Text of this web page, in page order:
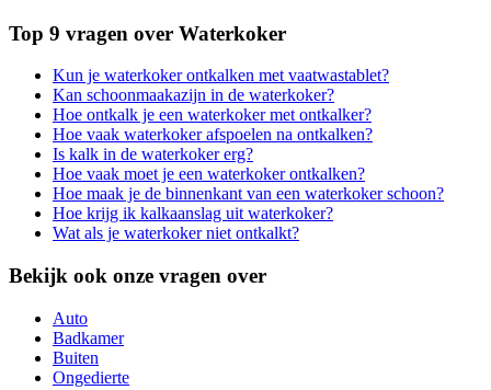
Top 9 vragen over Waterkoker
Kun je waterkoker ontkalken met vaatwastablet?
Kan schoonmaakazijn in de waterkoker?
Hoe ontkalk je een waterkoker met ontkalker?
Hoe vaak waterkoker afspoelen na ontkalken?
Is kalk in de waterkoker erg?
Hoe vaak moet je een waterkoker ontkalken?
Hoe maak je de binnenkant van een waterkoker schoon?
Hoe krijg ik kalkaanslag uit waterkoker?
Wat als je waterkoker niet ontkalkt?
Bekijk ook onze vragen over
Auto
Badkamer
Buiten
Ongedierte